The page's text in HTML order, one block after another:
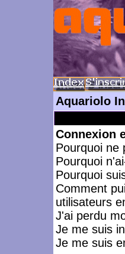
Aquariolo
Connexion
Pourquoi ne
Pourquoi
Pourquoi
Comment
utilisateurs
J'ai perdu
Je me suis
Je me suis